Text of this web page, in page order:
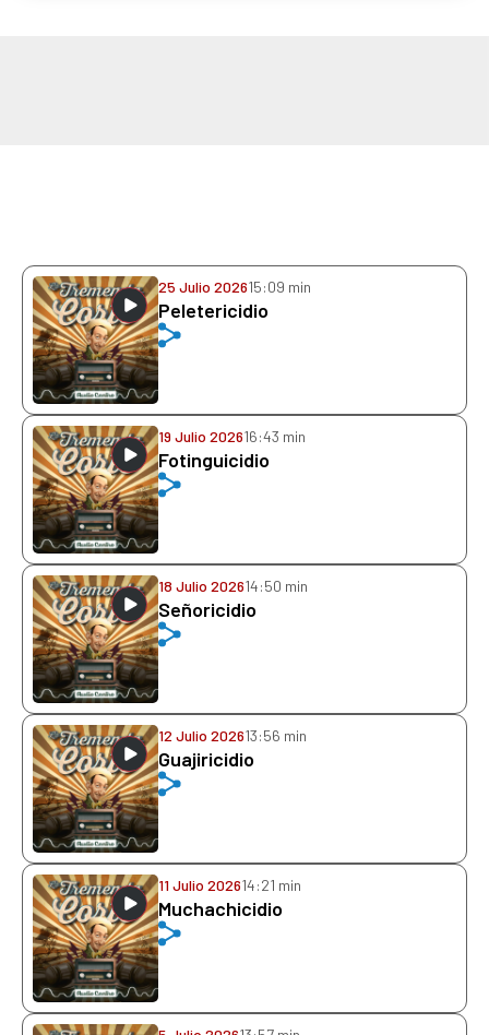
25 Julio 202615:09 min
Peletericidio
19 Julio 202616:43 min
Fotinguicidio
18 Julio 202614:50 min
Señoricidio
12 Julio 202613:56 min
Guajiricidio
11 Julio 202614:21 min
Muchachicidio